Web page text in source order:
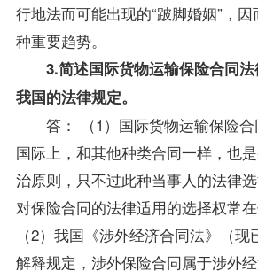
行地法而可能出现的“跛脚婚姻”，
种重要趋势。
3.简述国际货物运输保险合同法
我国的法律规定。
答： （1）国际货物运输保险合
国际上，和其他种类合同一样，也
治原则，只不过此种当事人的法律
对保险合同的法律适用的选择权常在
（2）我国《涉外经济合同法》（
解释规定，涉外保险合同属于涉外